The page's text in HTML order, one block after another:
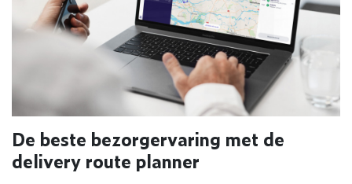
De beste bezorgervaring met de
delivery route planner